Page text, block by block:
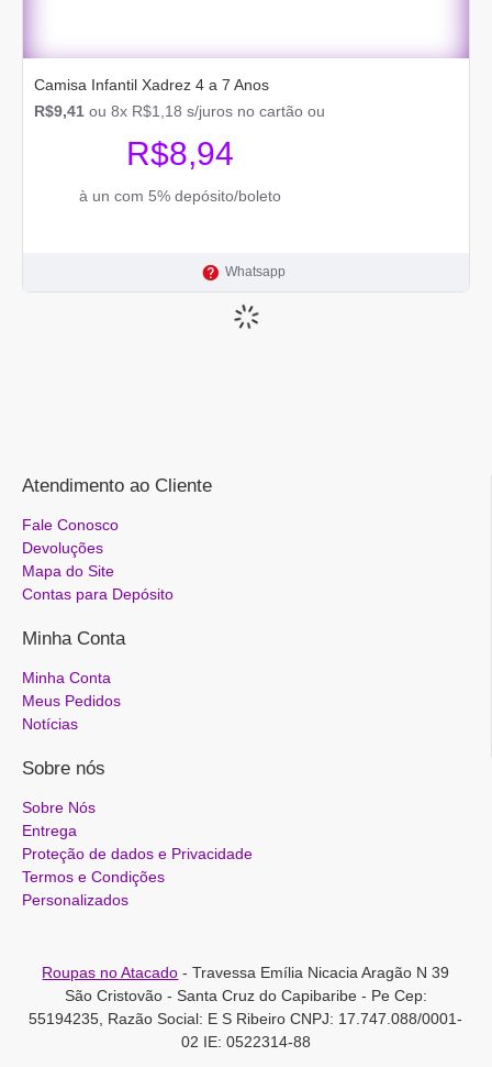
Camisa Infantil Xadrez 4 a 7 Anos
R$9,41 ou 8x R$1,18 s/juros no cartão ou
R$8,94
à un com 5% depósito/boleto
Whatsapp
Atendimento ao Cliente
Fale Conosco
Devoluções
Mapa do Site
Contas para Depósito
Minha Conta
Minha Conta
Meus Pedidos
Notícias
Sobre nós
Sobre Nós
Entrega
Proteção de dados e Privacidade
Termos e Condições
Personalizados
Roupas no Atacado - Travessa Emília Nicacia Aragão N 39
São Cristovão - Santa Cruz do Capibaribe - Pe Cep:
55194235, Razão Social: E S Ribeiro CNPJ: 17.747.088/0001-
02 IE: 0522314-88